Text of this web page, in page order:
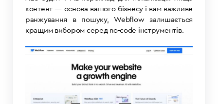
контент — основа вашого бізнесу і вам важливе
ранжування в пошуку, Webflow залишається
кращим вибором серед no-code інструментів.